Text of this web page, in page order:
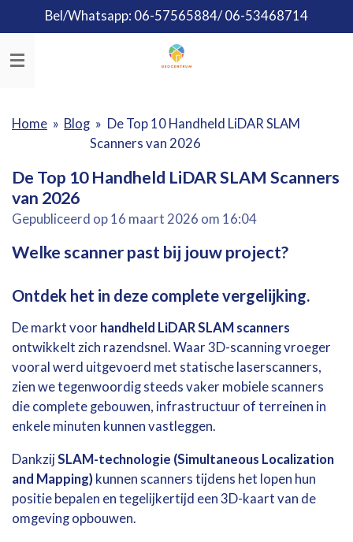
direct
naar
Bel/Whatsapp: 06-57565884/ 06-53468714
Home » Blog » De Top 10 Handheld LiDAR SLAM
Scanners van 2026
De Top 10 Handheld LiDAR SLAM Scanners
van 2026
Gepubliceerd op 16 maart 2026 om 16:04
Welke scanner past bij jouw project?
Ontdek het in deze complete vergelijking.
De markt voor handheld LiDARSLAM scanners
ontwikkelt zich razendsnel. Waar 3D-scanningvroeger
vooral werd uitgevoerd met statische laserscanners,
zien wetegenwoordig steeds vaker mobiele scanners
die complete gebouwen, infrastructuur of terreinen in
enkele minuten kunnen vastleggen.
Dankzij SLAM-technologie (Simultaneous Localization
and Mapping) kunnen scanners tijdens het lopen hun
positie bepalen en tegelijkertijd een 3D-kaart van de
omgeving opbouwen.